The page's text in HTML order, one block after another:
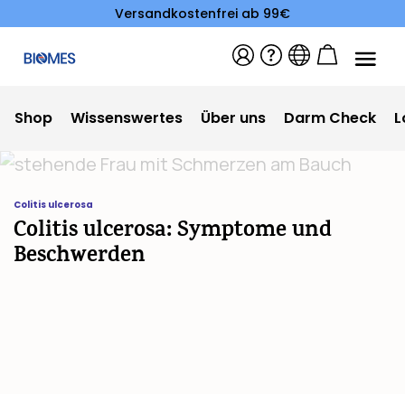
Versandkostenfrei ab 99€
Shop Wissenswertes Über uns Darm Check
Colitis ulcerosa
Colitis ulcerosa: Symptome und
Beschwerden